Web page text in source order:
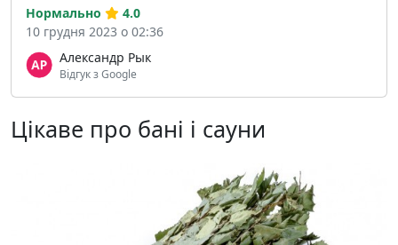
Александр Рык
Відгук з Google
Нормально
4.0
10 грудня 2023 о 02:36
Цікаве про бані і сауни